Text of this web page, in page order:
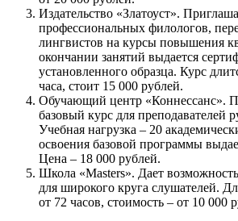
Издательство «Златоуст».
профессиональных филологов,
лингвистов на курсы повышения
окончании занятий выдается
установленного образца. Курс
часа, стоит 15 000 рублей.
Обучающий центр «Коннессанс».
базовый курс для преподавателей
Учебная нагрузка – 20
освоения базовой программы
Цена – 18 000 рублей.
Школа «Masters». Дает
для широкого круга слушателей.
от 72 часов, стоимость – от 10 000